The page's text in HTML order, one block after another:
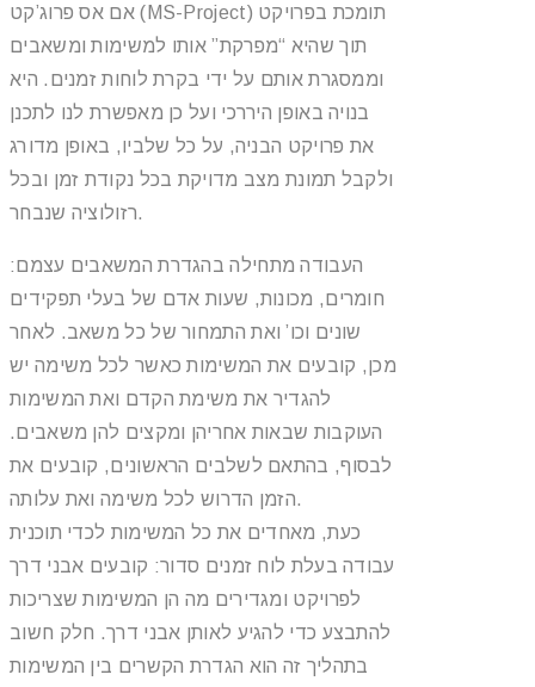
אם אס פרוג’קט (MS-Project) תומכת בפרויקט
תוך שהיא “מפרקת” אותו למשימות ומשאבים
וממסגרת אותם על ידי בקרת לוחות זמנים. היא
בנויה באופן היררכי ועל כן מאפשרת לנו לתכנן
את פרויקט הבניה, על כל שלביו, באופן מדורג
ולקבל תמונת מצב מדויקת בכל נקודת זמן ובכל
רזולוציה שנבחר.
העבודה מתחילה בהגדרת המשאבים עצמם:
חומרים, מכונות, שעות אדם של בעלי תפקידים
שונים וכו’ ואת התמחור של כל משאב. לאחר
מכן, קובעים את המשימות כאשר לכל משימה יש
להגדיר את משימת הקדם ואת המשימות
העוקבות שבאות אחריהן ומקצים להן משאבים.
לבסוף, בהתאם לשלבים הראשונים, קובעים את
הזמן הדרוש לכל משימה ואת עלותה.
כעת, מאחדים את כל המשימות לכדי תוכנית
עבודה בעלת לוח זמנים סדור: קובעים אבני דרך
לפרויקט ומגדירים מה הן המשימות שצריכות
להתבצע כדי להגיע לאותן אבני דרך. חלק חשוב
בתהליך זה הוא הגדרת הקשרים בין המשימות